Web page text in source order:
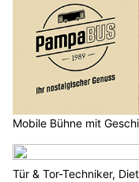
Mobile Bühne mit
Tür & Tor-Techniker,